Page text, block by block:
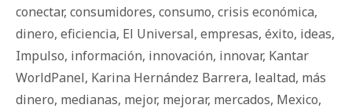
conectar, consumidores, consumo, crisis económica,
dinero, eficiencia, El Universal, empresas, éxito, ideas,
Impulso, información, innovación, innovar, Kantar
WorldPanel, Karina Hernández Barrera, lealtad, más
dinero, medianas, mejor, mejorar, mercados, Mexico,